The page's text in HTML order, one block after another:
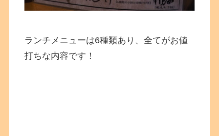
ランチメニューは6種類あり、全てがお値
打ちな内容です！